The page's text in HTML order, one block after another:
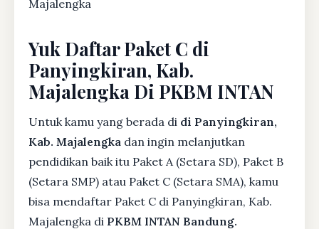
Majalengka
Yuk Daftar Paket C di
Panyingkiran, Kab.
Majalengka Di PKBM INTAN
Untuk kamu yang berada di di Panyingkiran,
Kab. Majalengka dan ingin melanjutkan
pendidikan baik itu Paket A (Setara SD), Paket B
(Setara SMP) atau Paket C (Setara SMA), kamu
bisa mendaftar Paket C di Panyingkiran, Kab.
Majalengka di PKBM INTAN Bandung.